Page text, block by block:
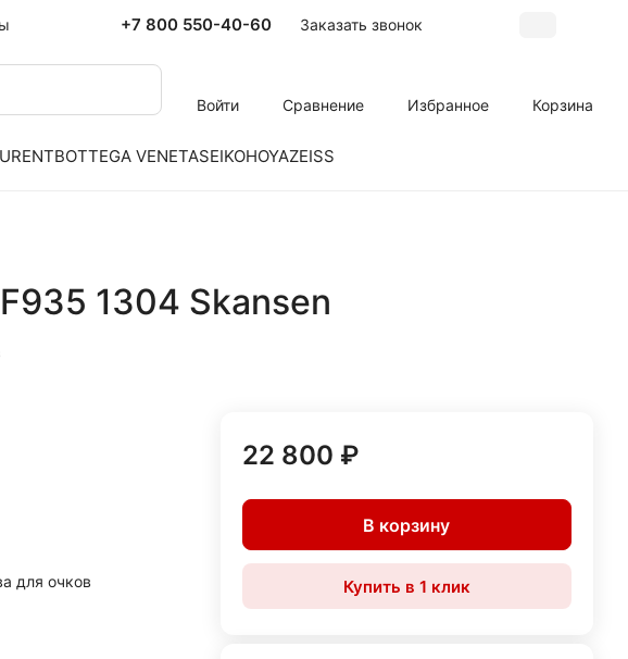
+7 800 550-40-60 Заказать звонок
Войти Сравнение Избранное Корзина
BOTTEGA VENETASEIKOHOYAZEISS
1304 Skansen
для очков
22 800 ₽
В корзину
Купить в 1 клик